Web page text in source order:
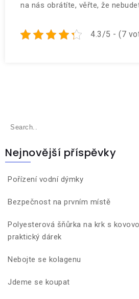
na nás obrátíte, věřte, že
4.3/5 - (7
Nejnovější příspěvky
Pořízení vodní dýmky
Bezpečnost na prvním místě
Polyesterová šňůrka na krk s
praktický dárek
Nebojte se kolagenu
Jdeme se koupat